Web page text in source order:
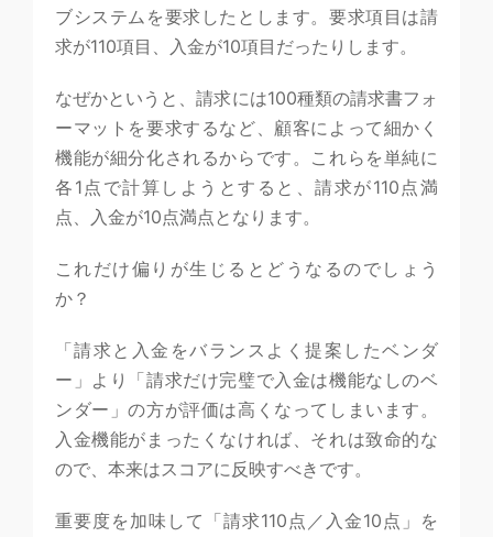
ブシステムを要求したとします。要求項目は請
求が110項目、入金が10項目だったりします。
なぜかというと、請求には100種類の請求書フォ
ーマットを要求するなど、顧客によって細かく
機能が細分化されるからです。これらを単純に
各1点で計算しようとすると、請求が110点満
点、入金が10点満点となります。
これだけ偏りが生じるとどうなるのでしょう
か？
「請求と入金をバランスよく提案したベンダ
ー」より「請求だけ完璧で入金は機能なしのベ
ンダー」の方が評価は高くなってしまいます。
入金機能がまったくなければ、それは致命的な
ので、本来はスコアに反映すべきです。
重要度を加味して「請求110点／入金10点」を